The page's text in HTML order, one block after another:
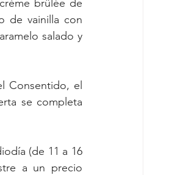
brûlée de
de vainilla con
salado y
Consentido, el
se completa
(de 11 a 16
a un precio